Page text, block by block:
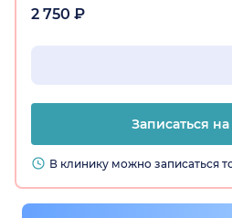
2 750 ₽
Записаться
В клинику можно записаться